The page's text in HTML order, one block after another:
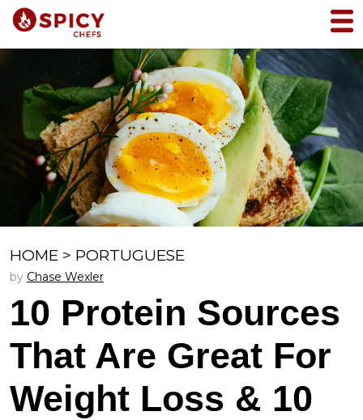
HOME > PORTUGUESE
by Chase Wexler
10 Protein Sources
That Are Great For
Weight Loss & 10